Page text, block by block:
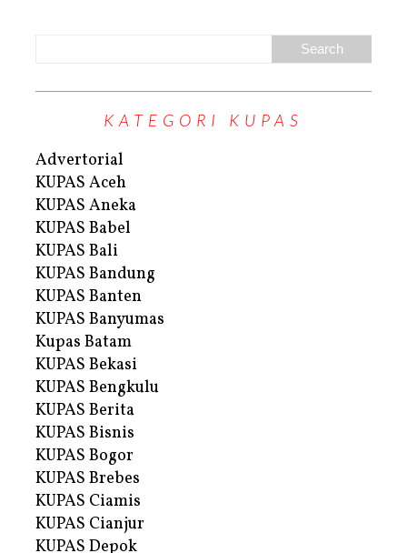
KATEGORI KUPAS
Advertorial
KUPAS Aceh
KUPAS Aneka
KUPAS Babel
KUPAS Bali
KUPAS Bandung
KUPAS Banten
KUPAS Banyumas
Kupas Batam
KUPAS Bekasi
KUPAS Bengkulu
KUPAS Berita
KUPAS Bisnis
KUPAS Bogor
KUPAS Brebes
KUPAS Ciamis
KUPAS Cianjur
KUPAS Depok